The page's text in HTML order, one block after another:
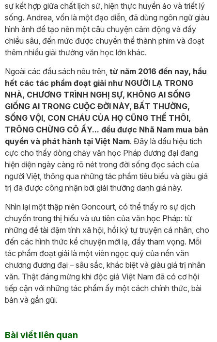
sự kết hợp giữa chất lịch sử, hiện thực huyền ảo và triết lý
sống. Andrea, vốn là một đạo diễn, đã dùng ngôn ngữ giàu
hình ảnh để tạo nên một câu chuyện cảm động và đầy
chiều sâu, đến mức được chuyển thể thành phim và đoạt
thêm nhiều giải thưởng văn học lớn khác.
Ngoài các đầu sách nêu trên, từ năm 2016 đến nay, hầu
hết các tác phẩm đoạt giải như NGƯỜI LẠ TRONG
NHÀ, CHƯƠNG TRÌNH NGHỊ SỰ, KHÔNG AI SỐNG
GIỐNG AI TRONG CUỘC ĐỜI NÀY, BẤT THƯỜNG,
SỐNG VỘI, CON CHÁU CỦA HỌ CŨNG THẾ THÔI,
TRÔNG CHỪNG CÔ ẤY... đều được Nhã Nam mua bản
quyền và phát hành tại Việt Nam. Đây là dấu hiệu tích
cực cho thấy dòng chảy văn học Pháp đương đại đang
hiện diện ngày càng rõ nét trong đời sống đọc sách của
người Việt, thông qua những tác phẩm tiêu biểu và giàu giá
trị đã được công nhận bởi giải thưởng danh giá này.
Nhìn lại một thập niên Goncourt, có thể thấy rõ sự dịch
chuyển trong thị hiếu và ưu tiên của văn học Pháp: từ
những đề tài đậm tính xã hội, hồi ký tự truyện cá nhân, cho
đến các hình thức kể chuyện mới lạ, đầy tham vọng. Mỗi
tác phẩm đoạt giải là một viên ngọc quý của nền văn
chương đương đại – sâu sắc, khác biệt và giàu giá trị nhân
văn. Thật đáng mừng khi độc giả Việt Nam đã có cơ hội
tiếp cận với những tác phẩm ấy một cách chính thức, bài
bản và gần gũi.
Bài viết liên quan